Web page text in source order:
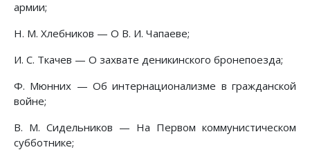
армии;
Н. М. Хлебников — О В. И. Чапаеве;
И. С. Ткачев — О захвате деникинского бронепоезда;
Ф. Мюнних — Об интернационализме в гражданской
войне;
B. М. Сидельников — На Первом коммунистическом
субботнике;